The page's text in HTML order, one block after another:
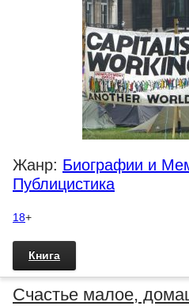
Жанр: Биографии и
Публицистика
18+
Книга
Счастье малое,